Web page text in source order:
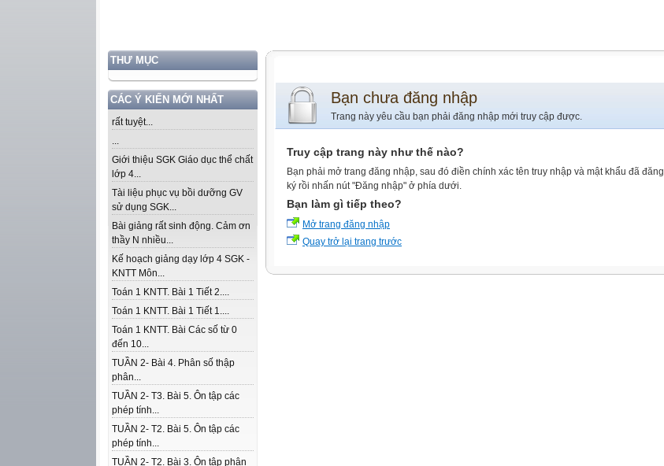
THƯ MỤC
CÁC Ý KIẾN MỚI NHẤT
rất tuyệt...
...
Giới thiệu SGK Giáo dục thể chất
lớp 4...
Tài liệu phục vụ bồi dưỡng GV
sử dụng SGK...
Bài giảng rất sinh động. Cảm ơn
thầy N nhiều...
Kế hoạch giảng dạy lớp 4 SGK -
KNTT Môn...
Toán 1 KNTT. Bài 1 Tiết 2....
Toán 1 KNTT. Bài 1 Tiết 1....
Toán 1 KNTT. Bài Các số từ 0
đến 10...
TUẦN 2- Bài 4. Phân số thập
phân...
TUẦN 2- T3. Bài 5. Ôn tập các
phép tính...
TUẦN 2- T2. Bài 5. Ôn tập các
phép tính...
TUẦN 2- T2. Bài 3. Ôn tập phân
Bạn chưa đăng nhập
Trang này yêu cầu bạn phải đăng nhập mới truy cập được.
Truy cập trang này như thế nào?
Bạn phải mở trang đăng nhập, sau đó điền chính xác tên truy nhập và mật khẩu đã đăng
ký rồi nhấn nút "Đăng nhập" ở phía dưới.
Bạn làm gì tiếp theo?
Mở trang đăng nhập
Quay trở lại trang trước